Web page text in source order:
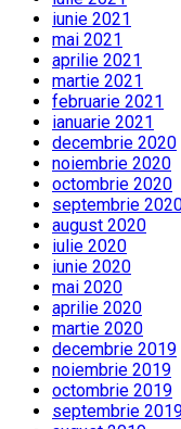
iunie 2021
mai 2021
aprilie 2021
martie 2021
februarie 2021
ianuarie 2021
decembrie 2020
noiembrie 2020
octombrie 2020
septembrie
august 2020
iulie 2020
iunie 2020
mai 2020
aprilie 2020
martie 2020
decembrie 2019
noiembrie 2019
octombrie 2019
septembrie